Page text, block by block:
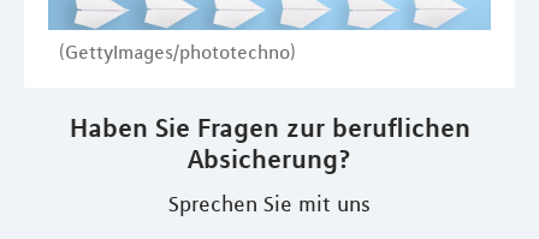
(GettyImages/phototechno)
Haben Sie Fragen zur beruflichen
Absicherung?
Sprechen Sie mit uns